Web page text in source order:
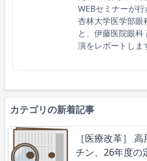
WEBセミナーが行
杏林大学医学部眼
と、伊藤医院眼
演をレポートしま
カテゴリの新着記事
［医療改革］
チン、26年度の